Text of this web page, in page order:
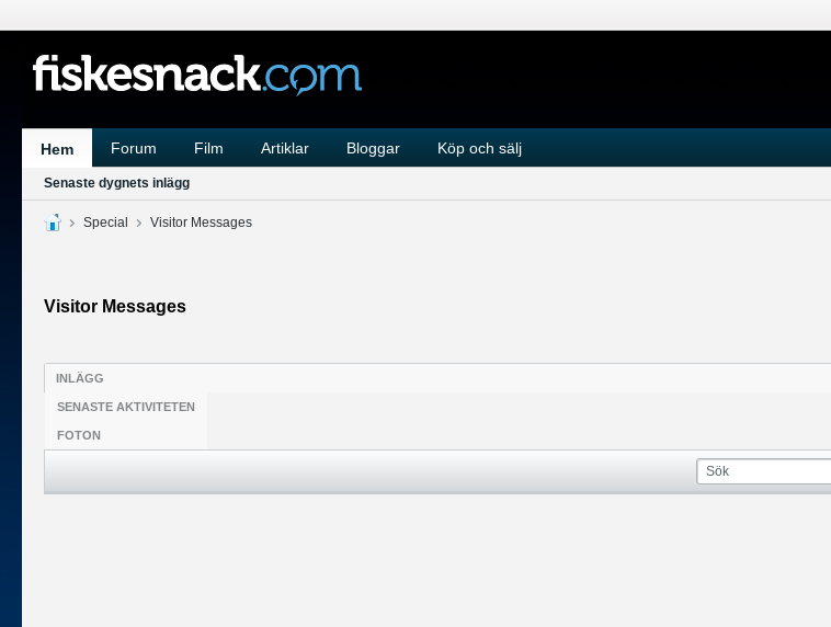
Hem Forum Film Artiklar Bloggar Köp och sälj
Senaste dygnets inlägg
Special Visitor Messages
Visitor Messages
INLÄGG
SENASTE AKTIVITETEN
FOTON